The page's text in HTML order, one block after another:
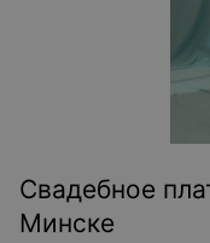
Свадебное
Минске